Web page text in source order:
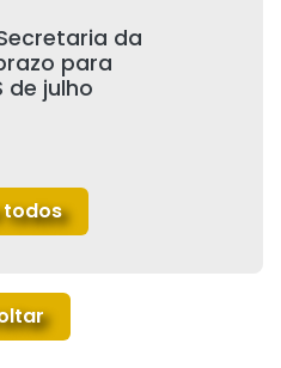
da
para
de julho
todos